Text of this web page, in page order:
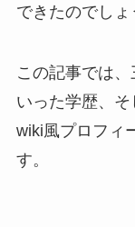
できたのでしょ
この記事では
いった学歴、
wiki風プロフィ
す。